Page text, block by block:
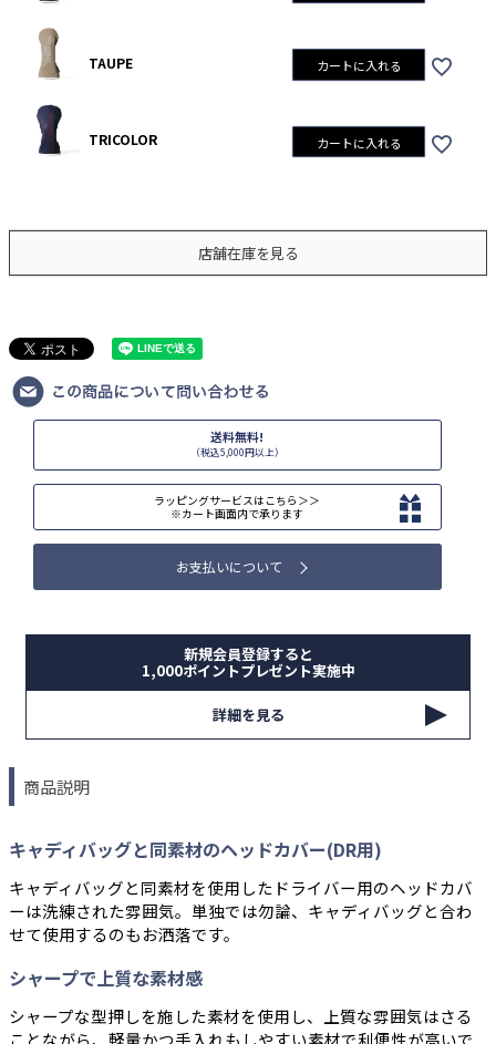
TAUPE カートに入れる
TRICOLOR カートに入れる
店舗在庫を見る
送料無料!
（税込5,000円以上）
ラッピングサービスはこちら＞＞
※カート画面内で承ります
お支払いについて
新規会員登録すると
1,000ポイントプレゼント実施中
詳細を見る
商品説明
キャディバッグと同素材のヘッドカバー(DR用)
キャディバッグと同素材を使用したドライバー用のヘッドカバ
ーは洗練された雰囲気。単独では勿論、キャディバッグと合わ
せて使用するのもお洒落です。
シャープで上質な素材感
シャープな型押しを施した素材を使用し、上質な雰囲気はさる
ことながら、軽量かつ手入れもしやすい素材で利便性が高いで